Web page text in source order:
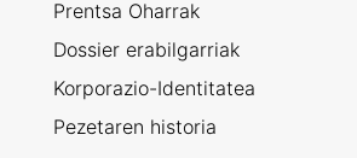
Prentsa Oharrak
Dossier erabilgarriak
Korporazio-Identitatea
Pezetaren historia